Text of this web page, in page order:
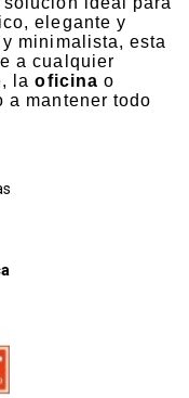
elegante y
minimalista, esta
a cualquier
, laoficina o
a mantener todo